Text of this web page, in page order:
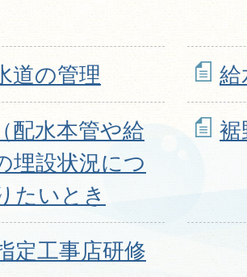
道の管理 給
配水本管や給
埋設状況につ
たいとき
裾
定工事店研修